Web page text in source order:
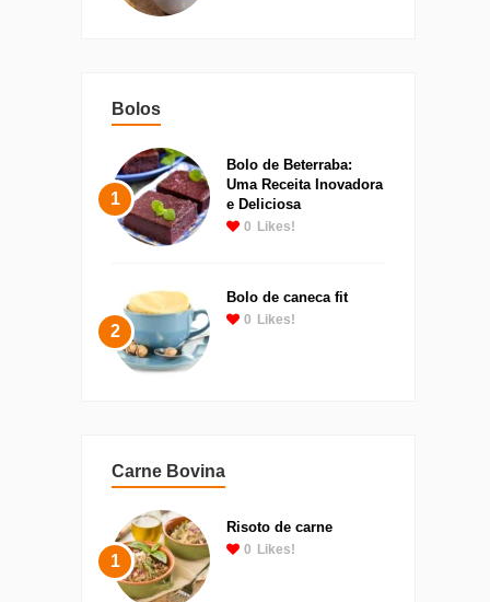
Bolos
1
Bolo de Beterraba:
Uma Receita Inovadora
e Deliciosa
0 Likes!
2
Bolo de caneca fit
0 Likes!
Carne Bovina
1
Risoto de carne
0 Likes!